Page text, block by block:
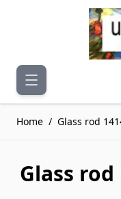
Ga naar de inhoud
Home / Glass rod
Glass